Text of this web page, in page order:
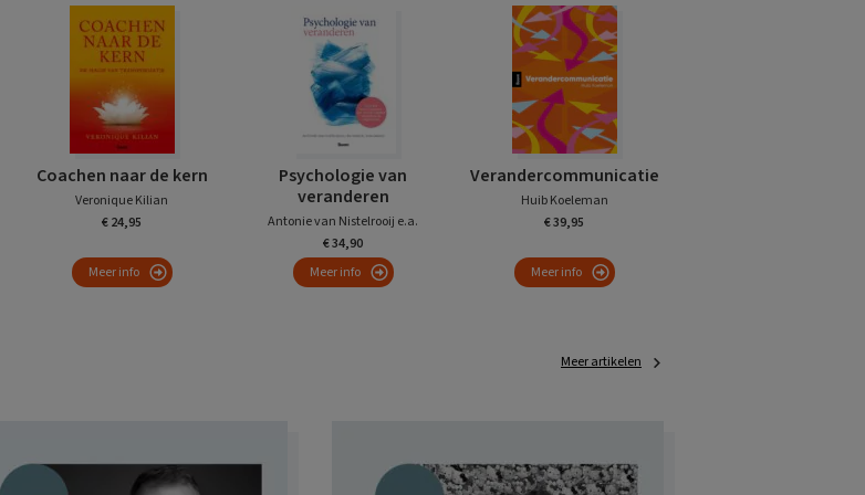
Coachen naar de kern
Veronique Kilian
€ 24,95
Meer info
Psychologie van
veranderen
Antonie van Nistelrooij e.a.
€ 34,90
Meer info
Verandercommunicatie
Huib Koeleman
€ 39,95
Meer info
Meer artikelen